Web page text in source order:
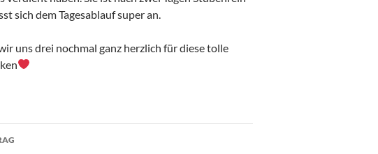
sich dem Tagesablauf super an.
uns drei nochmal ganz herzlich für diese tolle